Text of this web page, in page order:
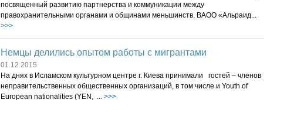
посвященный развитию партнерства и коммуникации между
правохранительными органами и общинами меньшинств. ВАОО «Альраид...
>>>
Немцы делились опытом работы с мигрантами
01.12.2015
На днях в Исламском культурном центре г. Киева принимали гостей – членов
неправительственных общественных организаций, в том числе и Youth of
European nationalities (YEN, ... >>>